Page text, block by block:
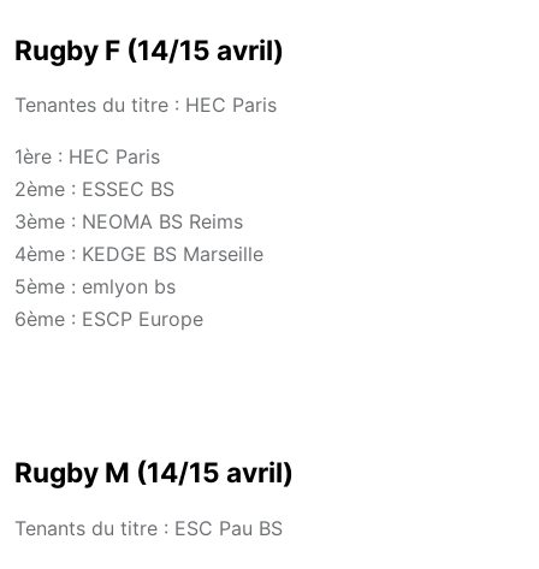
Rugby F (14/15 avril)
Tenantes du titre : HEC Paris
1ère : HEC Paris
2ème : ESSEC BS
3ème : NEOMA BS Reims
4ème : KEDGE BS Marseille
5ème : emlyon bs
6ème : ESCP Europe
Rugby M (14/15 avril)
Tenants du titre : ESC Pau BS